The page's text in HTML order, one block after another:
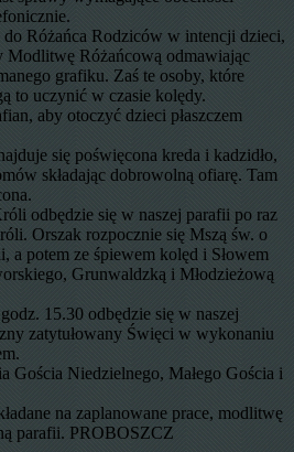
do Różańca Rodziców w intencji dzieci,
Modlitwę Różańcową odmawiając
grafiku. Zaś te osoby, które
to uczynić w czasie kolędy.
aby otoczyć dzieci płaszczem
się poświęcona kreda i kadzidło,
składając dobrowolną ofiarę. Tam
odbędzie się w naszej parafii po raz
Orszak rozpocznie się Mszą św. o
a potem ze śpiewem kolęd i Słowem
Grunwaldzką i Młodzieżową
15.30 odbędzie się w naszej
zatytułowany Święci w wykonaniu
Gościa Niedzielnego, Małego Gościa i
na zaplanowane prace, modlitwę
parafii. PROBOSZCZ